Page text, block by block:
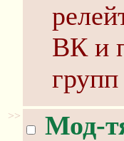
ВК и
>> Мод-